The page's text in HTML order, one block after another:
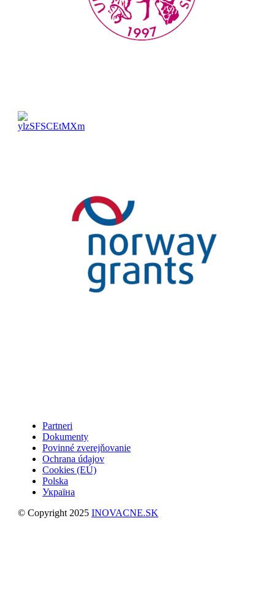
Partneri
Dokumenty
Povinné zverejňovanie
Ochrana údajov
Cookies (EÚ)
Polska
Україна
© Copyright 2025 INOVACNE.SK